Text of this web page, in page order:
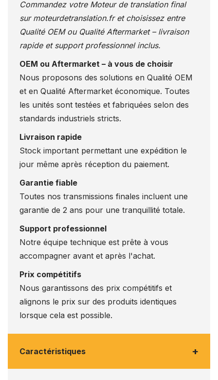
Commandez votre Moteur de translation final
sur moteurdetranslation.fret choisissez entre
Qualité OEM ou Qualité Aftermarket – livraison
rapide et support professionnel inclus.
OEM ou Aftermarket – à vous de choisir
Nous proposons des solutions en Qualité OEM
et en Qualité Aftermarket économique. Toutes
les unités sont testées et fabriquées selon des
standards industriels stricts.
Livraison rapide
Stock important permettant une expédition le
jour même après réception du paiement.
Garantie fiable
Toutes nos transmissions finales incluent une
garantie de 2 ans pour une tranquillité totale.
Support professionnel
Notre équipe technique est prête à vous
accompagner avant et après l'achat.
Prix compétitifs
Nous garantissons des prix compétitifs et
alignons le prix sur des produits identiques
lorsque cela est possible.
Caractéristiques +